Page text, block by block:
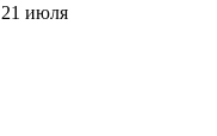
21 июля